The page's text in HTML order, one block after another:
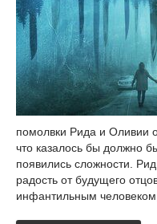
помолвки Рида и Оливии
что казалось бы должно
появились сложности.
радость от будущего
инфантильным